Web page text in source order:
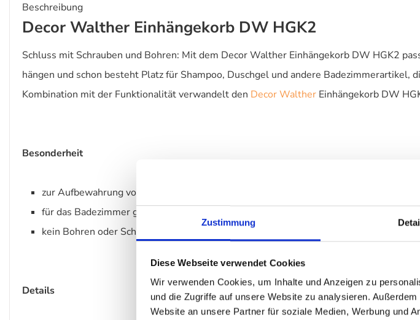
Zustimmung
Diese Webseite verwendet Cookies
Wir verwenden Cookies, um Inhalte und Anzeigen zu
und die Zugriffe auf unsere Website zu analysieren.
Website an unsere Partner für soziale Medien, Werbung und
Beschreibung
Decor Walther Einhängekorb DW HGK2
Schluss mit Schrauben und Bohren: Mit dem Decor Walther Einhängekorb DW HGK2
hängen und schon besteht Platz für Shampoo, Duschgel und andere
Kombination mit der Funktionalität verwandelt den Decor Walther Einhängekorb DW
Besonderheit
zur Aufbewahrung von Hygieneartikeln
für das Badezimmer geeignet
kein Bohren oder Schrauben nötig
Details